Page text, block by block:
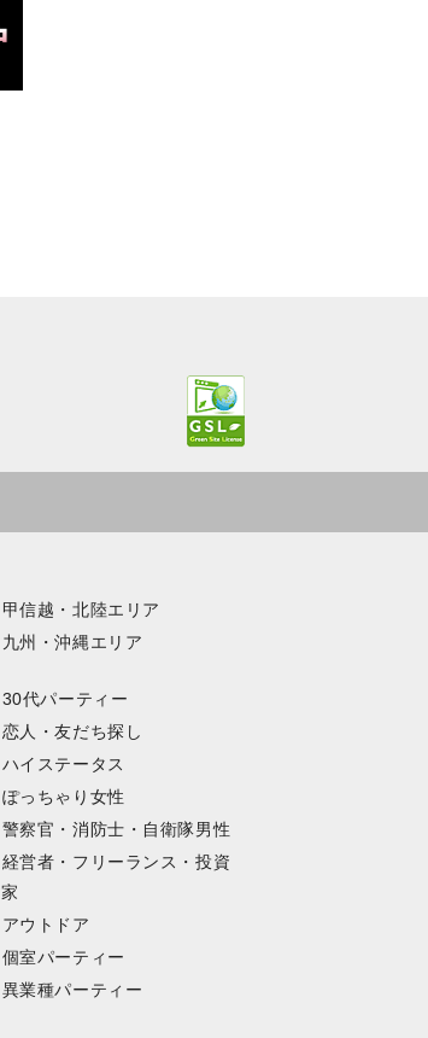
甲信越・北陸エリア
九州・沖縄エリア
30代パーティー
恋人・友だち探し
ハイステータス
ぽっちゃり女性
警察官・消防士・自衛隊男性
経営者・フリーランス・投資
家
アウトドア
個室パーティー
異業種パーティー